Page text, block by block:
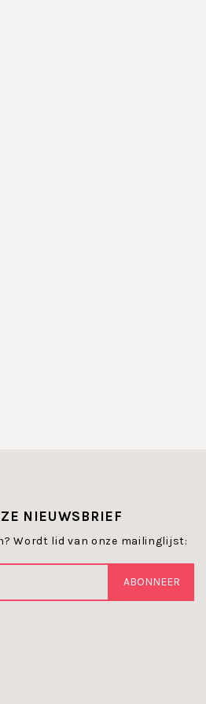
NIEUWSBRIEF
Wordt lid van onze mailinglijst:
ABONNEER